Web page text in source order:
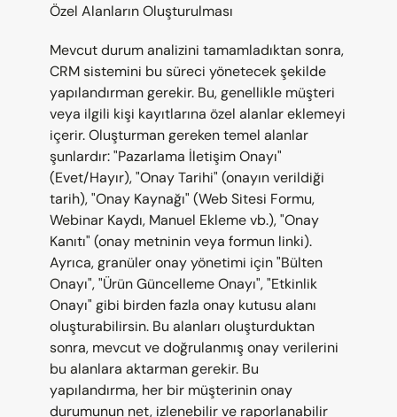
Özel Alanların Oluşturulması
Mevcut durum analizini tamamladıktan sonra,
CRM sistemini bu süreci yönetecek şekilde
yapılandırman gerekir. Bu, genellikle müşteri
veya ilgili kişi kayıtlarına özel alanlar eklemeyi
içerir. Oluşturman gereken temel alanlar
şunlardır: "Pazarlama İletişim Onayı"
(Evet/Hayır), "Onay Tarihi" (onayın verildiği
tarih), "Onay Kaynağı" (Web Sitesi Formu,
Webinar Kaydı, Manuel Ekleme vb.), "Onay
Kanıtı" (onay metninin veya formun linki).
Ayrıca, granüler onay yönetimi için "Bülten
Onayı", "Ürün Güncelleme Onayı", "Etkinlik
Onayı" gibi birden fazla onay kutusu alanı
oluşturabilirsin. Bu alanları oluşturduktan
sonra, mevcut ve doğrulanmış onay verilerini
bu alanlara aktarman gerekir. Bu
yapılandırma, her bir müşterinin onay
durumunun net, izlenebilir ve raporlanabilir